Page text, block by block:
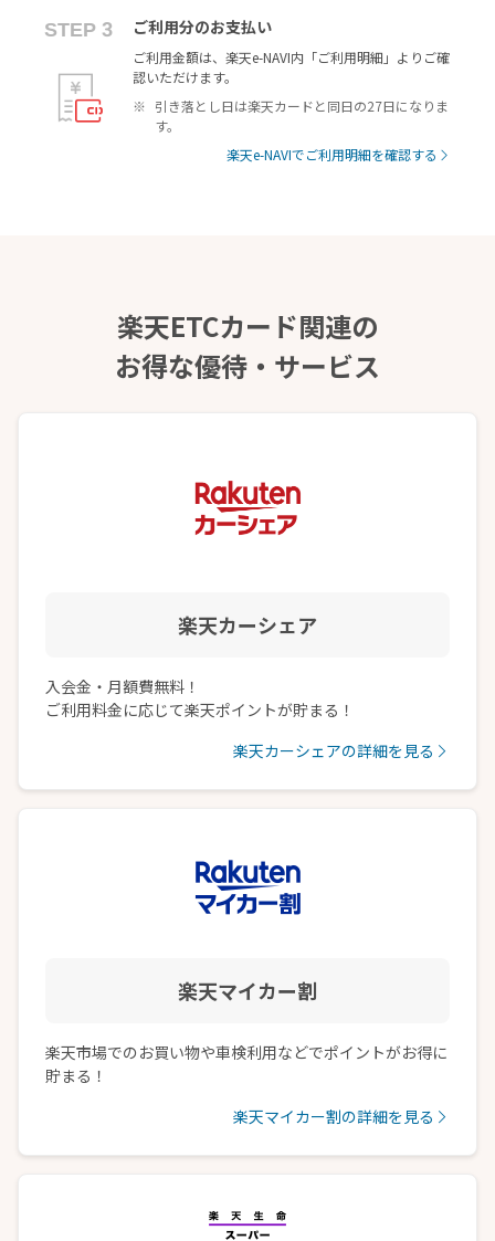
STEP 3 ご利用分のお支払い
ご利用金額は、楽天e-NAVI内「ご利用明細」よりご確
認いただけます。
引き落とし日は楽天カードと同日の27日になりま
す。
楽天e-NAVIでご利用明細を確認する
楽天ETCカード関連の
お得な優待・サービス
楽天カーシェア
入会金・月額費無料！
ご利用料金に応じて楽天ポイントが貯まる！
楽天カーシェアの詳細を見る
楽天マイカー割
楽天市場でのお買い物や車検利用などでポイントがお得に
貯まる！
楽天マイカー割の詳細を見る